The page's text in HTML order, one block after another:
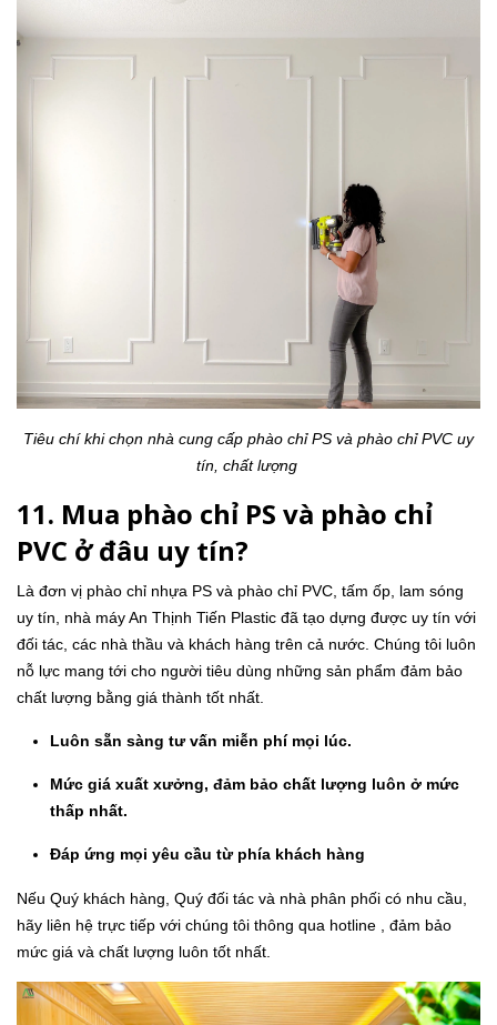
Tiêu chí khi chọn nhà cung cấp phào chỉ PS và phào chỉ PVC uy
tín, chất lượng
11. Mua phào chỉ PS và phào chỉ
PVC ở đâu uy tín?
Là đơn vị phào chỉ nhựa PS và phào chỉ PVC, tấm ốp, lam sóng
uy tín, nhà máy An Thịnh Tiến Plastic đã tạo dựng được uy tín với
đối tác, các nhà thầu và khách hàng trên cả nước. Chúng tôi luôn
nỗ lực mang tới cho người tiêu dùng những sản phẩm đảm bảo
chất lượng bằng giá thành tốt nhất.
Luôn sẵn sàng tư vấn miễn phí mọi lúc.
Mức giá xuất xưởng, đảm bảo chất lượng luôn ở mức
thấp nhất.
Đáp ứng mọi yêu cầu từ phía khách hàng
Nếu Quý khách hàng, Quý đối tác và nhà phân phối có nhu cầu,
hãy liên hệ trực tiếp với chúng tôi thông qua hotline , đảm bảo
mức giá và chất lượng luôn tốt nhất.